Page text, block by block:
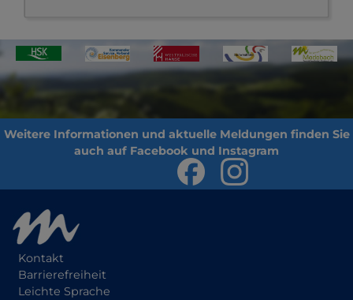
Kontakt
Barrierefreiheit
Leichte Sprache